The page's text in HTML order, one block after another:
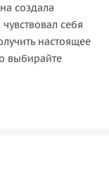
создала
себя
настоящее
выбирайте